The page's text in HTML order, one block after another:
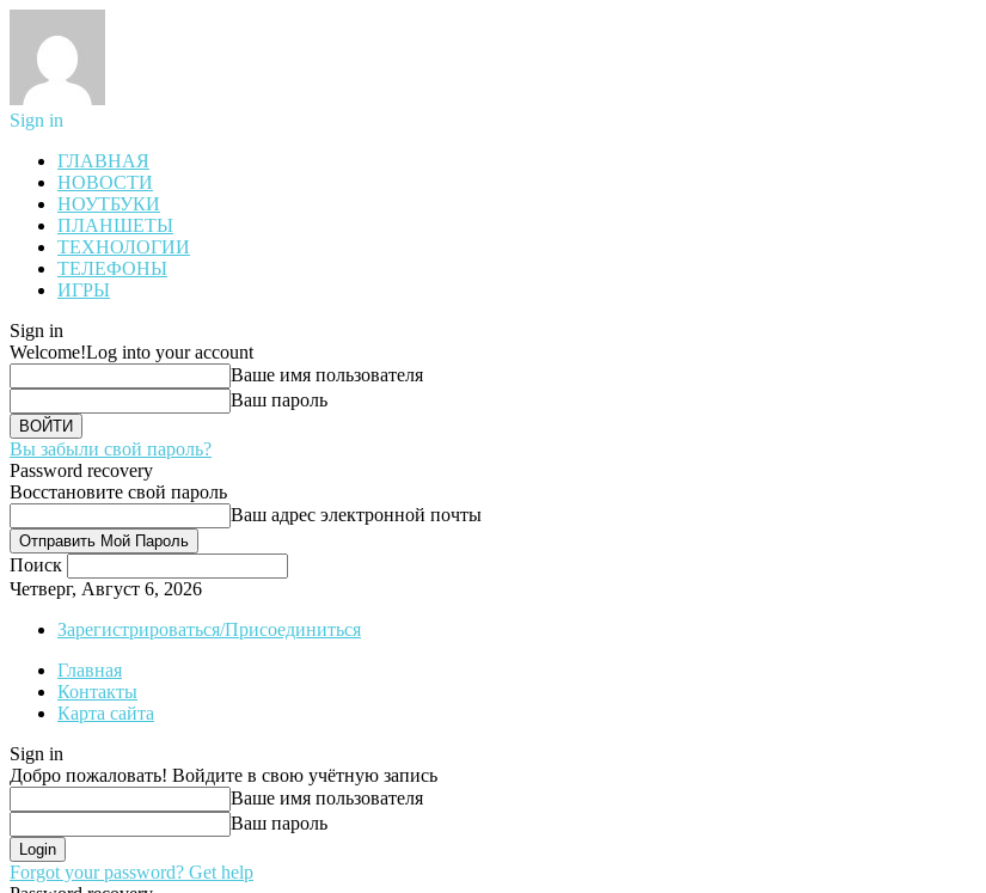
Sign in
ГЛАВНАЯ
НОВОСТИ
НОУТБУКИ
ПЛАНШЕТЫ
ТЕХНОЛОГИИ
ТЕЛЕФОНЫ
ИГРЫ
Sign in
Welcome!Log into your account
Ваше имя пользователя
Ваш пароль
Вы забыли свой пароль?
Password recovery
Восстановите свой пароль
Ваш адрес электронной почты
Поиск
Четверг, Август 6, 2026
Зарегистрироваться/Присоединиться
Главная
Контакты
Карта сайта
Sign in
Добро пожаловать! Войдите в свою учётную запись
Ваше имя пользователя
Ваш пароль
Forgot your password? Get help